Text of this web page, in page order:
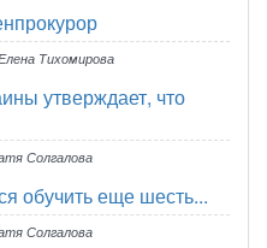
Тихомирова
утверждает, что
Солгалова
обучить еще шесть...
Солгалова